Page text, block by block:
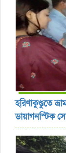
হরিণাকুণ্ডুতে
ডায়াগনস্টিক